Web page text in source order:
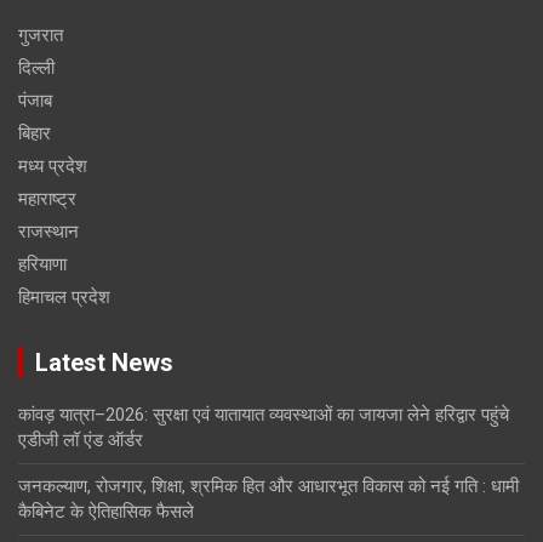
गुजरात
दिल्ली
पंजाब
बिहार
मध्य प्रदेश
महाराष्ट्र
राजस्थान
हरियाणा
हिमाचल प्रदेश
Latest News
कांवड़ यात्रा–2026: सुरक्षा एवं यातायात व्यवस्थाओं का जायजा लेने हरिद्वार पहुंचे
एडीजी लॉ एंड ऑर्डर
जनकल्याण, रोजगार, शिक्षा, श्रमिक हित और आधारभूत विकास को नई गति : धामी
कैबिनेट के ऐतिहासिक फैसले